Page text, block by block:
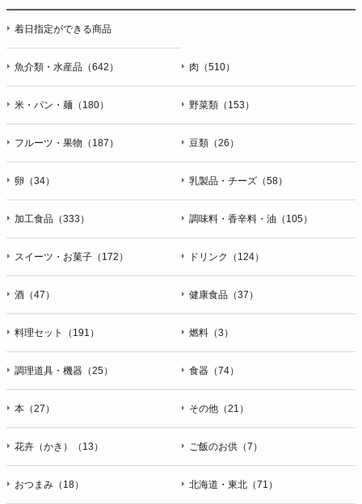
着日指定ができる商品
魚介類・水産品（642） 肉（510）
米・パン・麺（180） 野菜類（153）
フルーツ・果物（187） 豆類（26）
卵（34） 乳製品・チーズ（58）
加工食品（333） 調味料・香辛料・油（105）
スイーツ・お菓子（172） ドリンク（124）
酒（47） 健康食品（37）
料理セット（191） 燃料（3）
調理道具・機器（25） 食器（74）
本（27） その他（21）
花卉（かき）（13） ご飯のお供（7）
おつまみ（18） 北海道・東北（71）